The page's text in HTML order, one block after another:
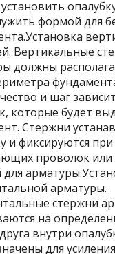
формой для
Вертикальные
должны
и шаг
которые будет
Стержни
и фиксируются
проволок или
для
арматуры.
стержни
на
внутри
для